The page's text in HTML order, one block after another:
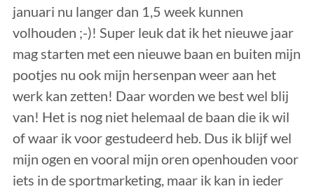
januari nu langer dan 1,5 week kunnen
volhouden ;-)! Super leuk dat ik het nieuwe jaar
mag starten met een nieuwe baan en buiten mijn
pootjes nu ook mijn hersenpan weer aan het
werk kan zetten! Daar worden we best wel blij
van! Het is nog niet helemaal de baan die ik wil
of waar ik voor gestudeerd heb. Dus ik blijf wel
mijn ogen en vooral mijn oren openhouden voor
iets in de sportmarketing, maar ik kan in ieder